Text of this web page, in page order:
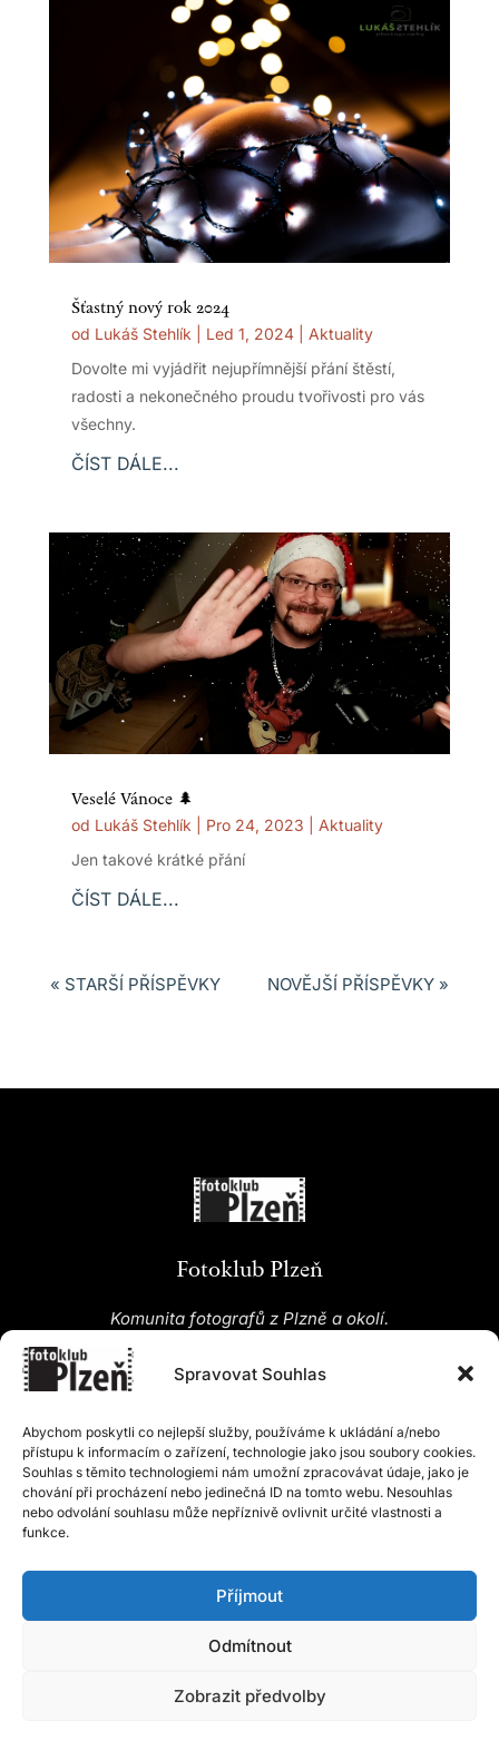
Spravovat Souhlas
Abychom poskytli co nejlepší služby, používáme k ukládání a/nebo
přístupu k informacím o zařízení, technologie jako jsou soubory cookies.
Souhlas s těmito technologiemi nám umožní zpracovávat údaje, jako je
chování při procházení nebo jedinečná ID na tomto webu. Nesouhlas
nebo odvolání souhlasu může nepříznivě ovlivnit určité vlastnosti a
funkce.
Příjmout
Odmítnout
Zobrazit předvolby
Šťastný nový rok 2024
od Lukáš Stehlík Led 1, 2024| Aktuality
Dovolte mi vyjádřit nejupřímnější přání štěstí,
radosti a nekonečného proudu tvořivosti pro vás
všechny.
ČÍST DÁLE...
Veselé Vánoce 🌲
od Lukáš Stehlík Pro 24, 2023
Aktuality
Jen takové krátké přání
ČÍST DÁLE...
« STARŠÍ PŘÍSPĚVKY NOVĚJŠÍ PŘÍSPĚVKY »
Fotoklub Plzeň
Komunita fotografů z Plzně a okolí.
Pravidelné schůzky, společné akce, výstavy a
vlastní ateliér Orlík.
Copyright © 2026 Lukáš Stehlík. Všechna práva
vyhrazena.